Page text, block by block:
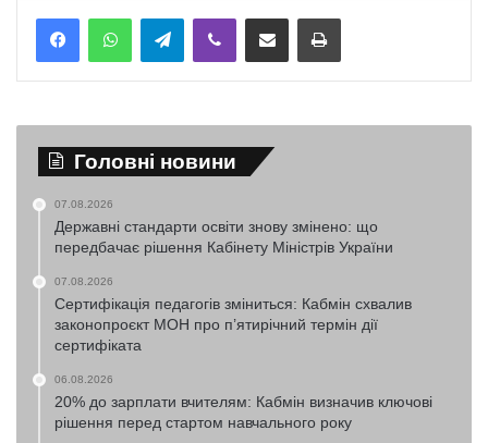
TelegramViber Надіслати електронною поштоюНадрукувати
Головні новини
07.08.2026
Державні стандарти освіти знову змінено: що
передбачає рішення Кабінету Міністрів України
07.08.2026
Сертифікація педагогів зміниться: Кабмін схвалив
законопроєкт МОН про п’ятирічний термін дії
сертифіката
06.08.2026
20% до зарплати вчителям: Кабмін визначив ключові
рішення перед стартом навчального року